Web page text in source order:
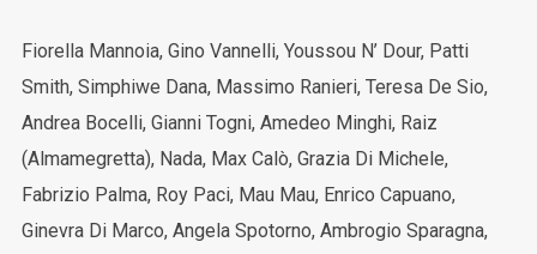
Fiorella Mannoia, Gino Vannelli, Youssou N’ Dour, Patti
Smith, Simphiwe Dana, Massimo Ranieri, Teresa De Sio,
Andrea Bocelli, Gianni Togni, Amedeo Minghi, Raiz
(Almamegretta), Nada, Max Calò, Grazia Di Michele,
Fabrizio Palma, Roy Paci, Mau Mau, Enrico Capuano,
Ginevra Di Marco, Angela Spotorno, Ambrogio Sparagna,